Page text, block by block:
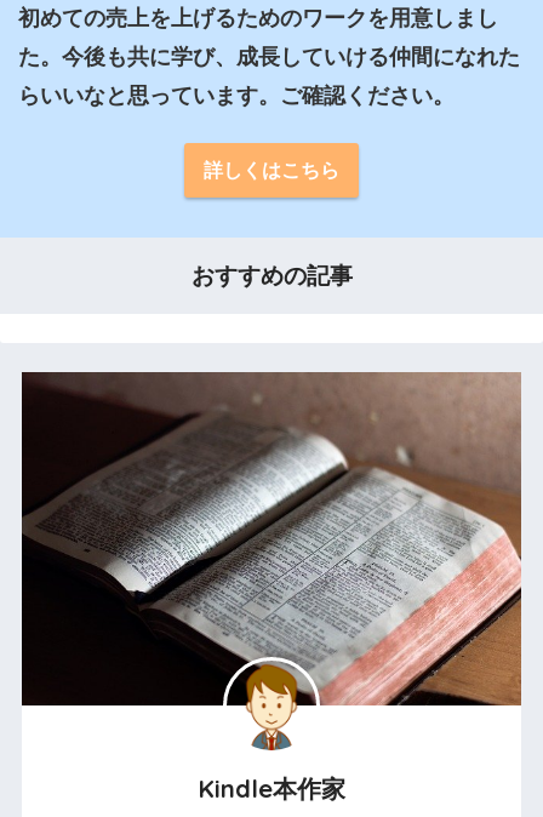
初めての売上を上げるためのワークを用意しまし
た。今後も共に学び、成長していける仲間になれた
らいいなと思っています。ご確認ください。
詳しくはこちら
おすすめの記事
Kindle本作家